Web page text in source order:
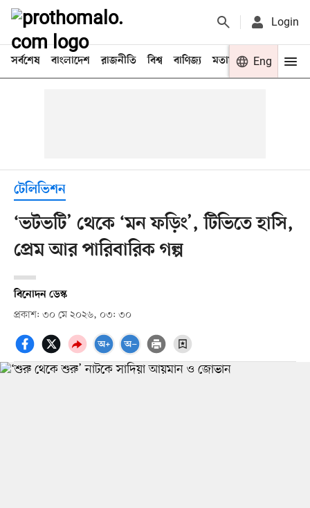
Login
সর্বশেষ বাংলাদেশ রাজনীতি বিশ্ব বাণিজ্য মতামত খেলা
Eng
টেলিভিশন
‘ভটভটি’ থেকে ‘মন ফড়িং’, টিভিতে হাসি,
প্রেম আর পারিবারিক গল্প
বিনোদন ডেস্ক
প্রকাশ: ৩০ মে ২০২৬, ০৩: ৩০